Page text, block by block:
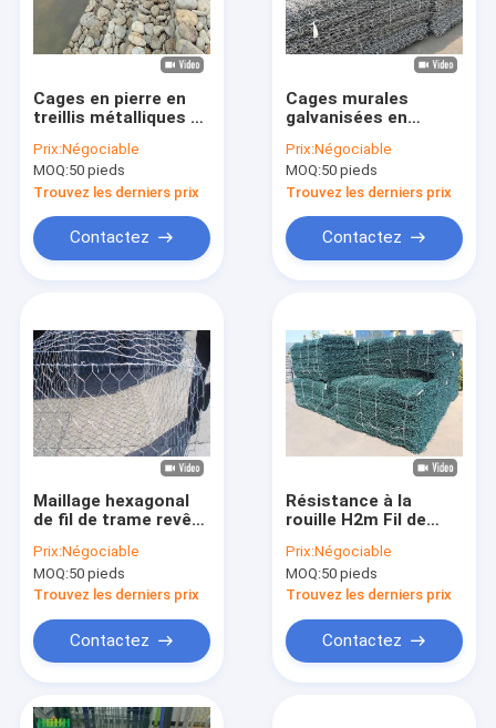
Cages en pierre en
treillis métalliques en
PVC pour
l'aménagement
paysager
Prix:Négociable
MOQ:50 pieds
Trouvez les derniers prix
Contactez
Cages murales
galvanisées en
gabion de 80 mm x
100 mm
Prix:Négociable
MOQ:50 pieds
Trouvez les derniers prix
Contactez
Maillage hexagonal
de fil de trame revêtu
gabion
Prix:Négociable
MOQ:50 pieds
Trouvez les derniers prix
Contactez
Résistance à la
rouille H2m Fil de
gabon Mure en pierre
Prix:Négociable
MOQ:50 pieds
Trouvez les derniers prix
Contactez